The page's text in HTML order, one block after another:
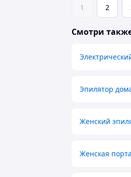
1 2
Смотри
Эпилятор
Женский
Женская